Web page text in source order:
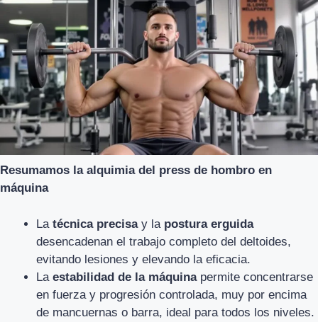
Resumamos la alquimia del press de hombro en
máquina
La técnica precisay la postura erguida
desencadenan el trabajo completo del deltoides,
evitando lesiones y elevando la eficacia.
La estabilidad de la máquinapermite concentrarse
en fuerza y progresión controlada, muy por encima
de mancuernas o barra, ideal para todos los niveles.